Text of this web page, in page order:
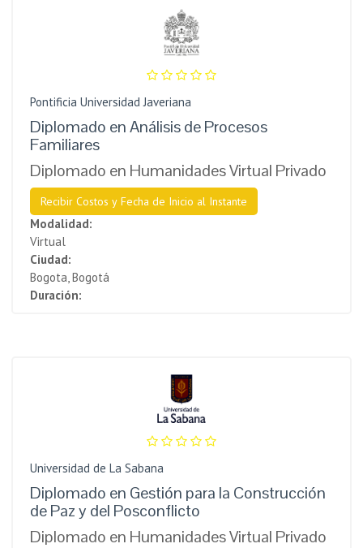
Pontificia Universidad Javeriana
Diplomado en Análisis de Procesos
Familiares
Diplomado en Humanidades Virtual Privado
Recibir Costos y Fecha de Inicio al Instante
Modalidad:
Virtual
Ciudad:
Bogota, Bogotá
Duración:
Universidad de La Sabana
Diplomado en Gestión para la Construcción
de Paz y del Posconflicto
Diplomado en Humanidades Virtual Privado